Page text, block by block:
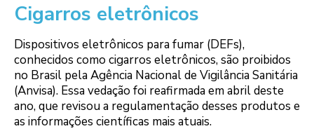
Cigarros eletrônicos
Dispositivos eletrônicos para fumar (DEFs),
conhecidos como cigarros eletrônicos, são proibidos
no Brasil pela Agência Nacional de Vigilância Sanitária
(Anvisa). Essa vedação foi reafirmada em abril deste
ano, que revisou a regulamentação desses produtos e
as informações científicas mais atuais.